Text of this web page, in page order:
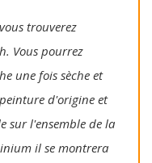
trouverez
Vous pourrez
une fois sèche et
d'origine et
sur l'ensemble de la
il se montrera